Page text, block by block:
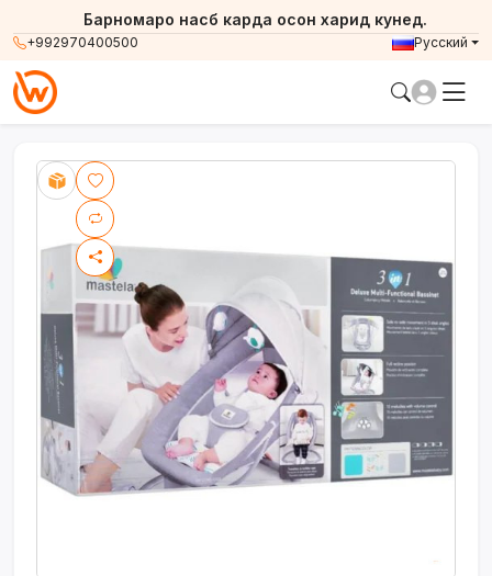
+992970400500
Барномаро насб карда осон харид кунед.
Русский